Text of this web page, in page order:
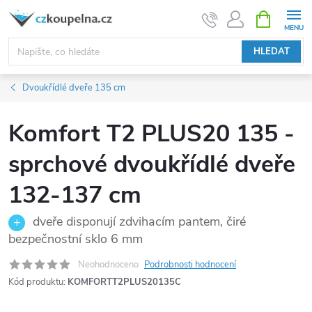
Přejít
obsah
HLEDAT
NÁKUPNÍ
KOŠÍK
Dvoukřídlé dveře 135 cm
Komfort T2 PLUS20 135 -
sprchové dvoukřídlé dveře
132-137 cm
dveře disponují zdvihacím pantem, čiré
bezpečnostní sklo 6 mm
Neohodnoceno Podrobnosti hodnocení
Kód produktu: KOMFORTT2PLUS20135C